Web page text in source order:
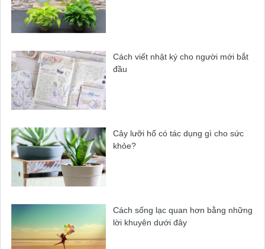
Cách viết nhật ký cho người mới bắt
đầu
Cây lưỡi hổ có tác dụng gì cho sức
khỏe?
Cách sống lạc quan hơn bằng những
lời khuyên dưới đây